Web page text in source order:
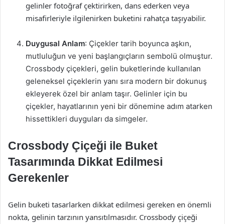
gelinler fotoğraf çektirirken, dans ederken veya
misafirleriyle ilgilenirken buketini rahatça taşıyabilir.
Duygusal Anlam: Çiçekler tarih boyunca aşkın,
mutluluğun ve yeni başlangıçların sembolü olmuştur.
Crossbody çiçekleri, gelin buketlerinde kullanılan
geleneksel çiçeklerin yanı sıra modern bir dokunuş
ekleyerek özel bir anlam taşır. Gelinler için bu
çiçekler, hayatlarının yeni bir dönemine adım atarken
hissettikleri duyguları da simgeler.
Crossbody Çiçeği ile Buket
Tasarımında Dikkat Edilmesi
Gerekenler
Gelin buketi tasarlarken dikkat edilmesi gereken en önemli
nokta, gelinin tarzının yansıtılmasıdır. Crossbody çiçeği